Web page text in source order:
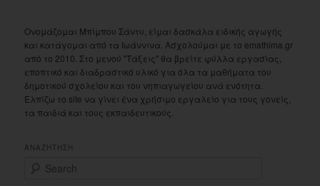
Ονομάζομαι Μπίμπου Σάντυ, είμαι δασκάλα ειδικής αγωγής
και κατάγομαι από τα Ιωάννινα. Ασχολούμαι με το emathima.gr
από το 2010. Στο μενού "Τάξεις" θα βρείτε φύλλα εργασίας,
εποπτικό και διαδραστικό υλικό για όλα τα μαθήματα του
δημοτικού σχολείου και του νηπιαγωγείου ανά ενότητα.
Ελπίζω το site να γίνει ένα χρήσιμο εργαλείο για τους γονείς,
τα παιδιά και τους εκπαιδευτικούς.
ΑΝΑΖΗΤΗΣΗ